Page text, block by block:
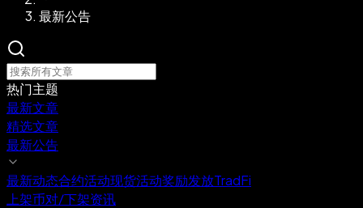
最新公告
热门主题
最新文章
精选文章
最新公告
最新动态合约活动现货活动奖励发放TradFi
上架币对/下架资讯